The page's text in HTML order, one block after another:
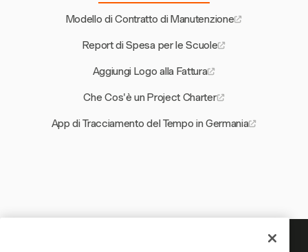
Modello di Contratto di Manutenzione
Report di Spesa per le Scuole
Aggiungi Logo alla Fattura
Che Cos'è un Project Charter
App di Tracciamento del Tempo in Germania